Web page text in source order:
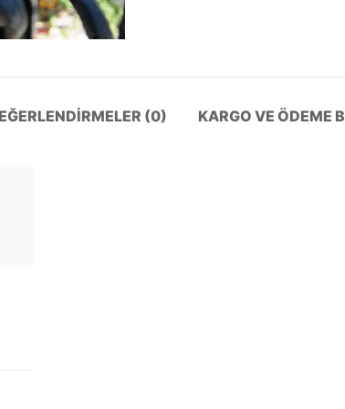
(0) KARGO VE ÖDEME